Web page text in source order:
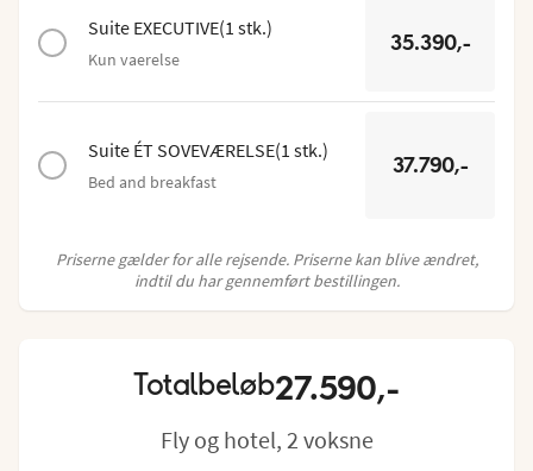
Suite EXECUTIVE(1 stk.)
Kun vaerelse
35.390,-
Suite ÉT SOVEVÆRELSE(1 stk.)
Bed and breakfast
37.790,-
Priserne gælder for alle rejsende. Priserne kan blive ændret,
indtil du har gennemført bestillingen.
Totalbeløb27.590,-
Fly og hotel, 2 voksne